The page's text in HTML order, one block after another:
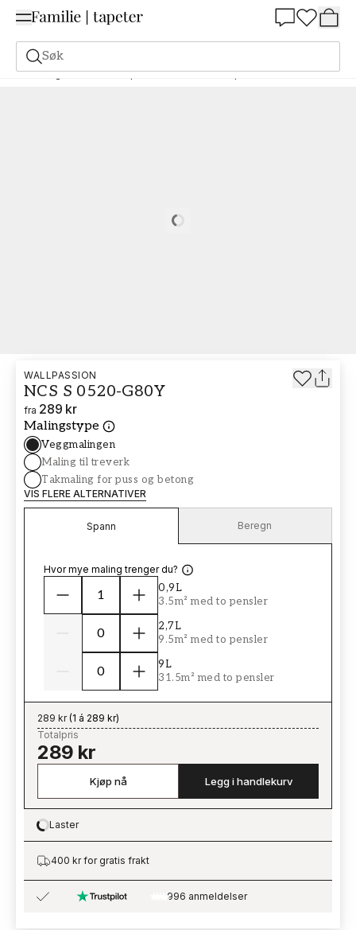
Søk
Maling Bestill basert på NCS Bestill basert på NCS 0520-G80Y
Loading…
WALLPASSION
NCS S 0520-G80Y
fra 289 kr
Malingstype
Veggmalingen
Maling til treverk
Takmaling for puss og betong
VIS FLERE ALTERNATIVER
Spann Beregn
Hvor mye maling trenger du?
0,9L
3.5m² med to pensler
2,7L
9.5m² med to pensler
9L
31.5m² med to pensler
289 kr(1 á 289 kr)
Totalpris
289 kr
Kjøp nå Legg i handlekurv
Loading…
Laster
400 kr for gratis frakt
996 anmeldelser